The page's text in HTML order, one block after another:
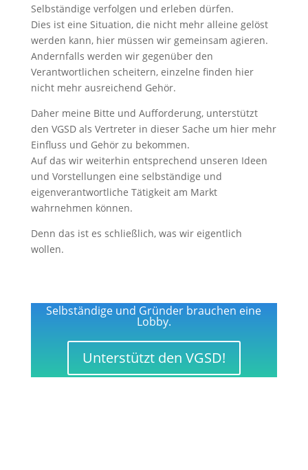
Selbständige verfolgen und erleben dürfen.
Dies ist eine Situation, die nicht mehr alleine gelöst
werden kann, hier müssen wir gemeinsam agieren.
Andernfalls werden wir gegenüber den
Verantwortlichen scheitern, einzelne finden hier
nicht mehr ausreichend Gehör.
Daher meine Bitte und Aufforderung, unterstützt
den VGSD als Vertreter in dieser Sache um hier mehr
Einfluss und Gehör zu bekommen.
Auf das wir weiterhin entsprechend unseren Ideen
und Vorstellungen eine selbständige und
eigenverantwortliche Tätigkeit am Markt
wahrnehmen können.
Denn das ist es schließlich, was wir eigentlich
wollen.
Selbständige und Gründer brauchen eine
Lobby.
Unterstützt den VGSD!